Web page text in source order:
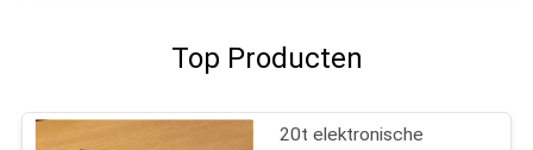
Top Producten
20t elektronische